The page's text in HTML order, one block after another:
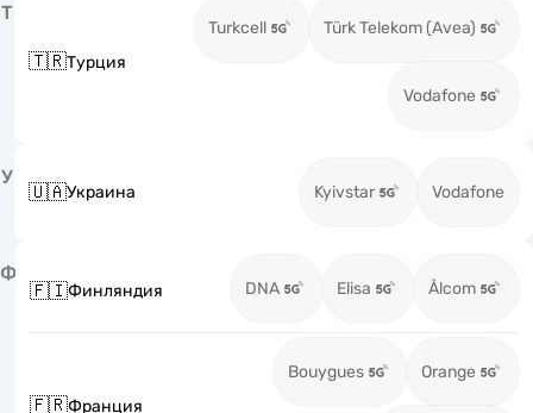
Т
🇹🇷Турция
Turkcell Türk Telekom (Avea)
Vodafone
У
🇺🇦Украина Kyivstar Vodafone
Ф
🇫🇮Финляндия DNA Elisa Ålcom
🇫🇷Франция
Bouygues Orange